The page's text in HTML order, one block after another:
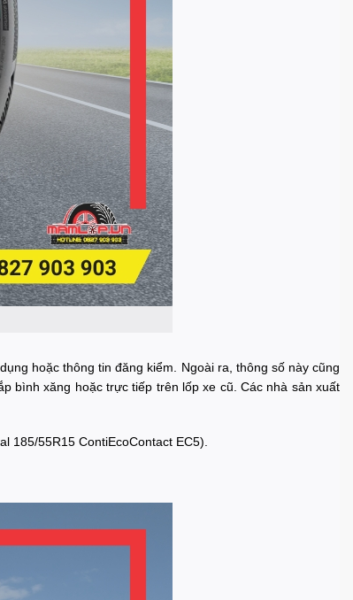
hoặc thông tin đăng kiểm. Ngoài ra, thông số này cũng
bình xăng hoặc trực tiếp trên lốp xe cũ. Các nhà sản xuất
185/55R15 ContiEcoContact EC5).